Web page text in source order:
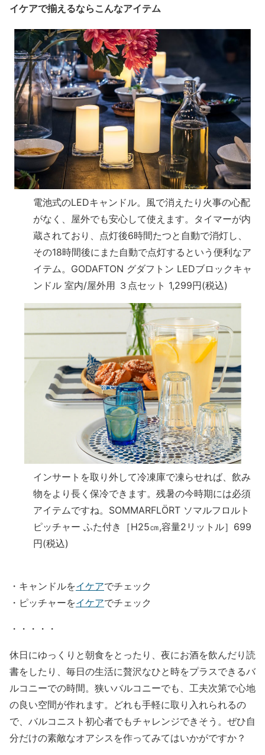
イケアで揃えるならこんなアイテム
電池式のLEDキャンドル。風で消えたり火事の心配
がなく、屋外でも安心して使えます。タイマーが内
蔵されており、点灯後6時間たつと自動で消灯し、
その18時間後にまた自動で点灯するという便利なア
イテム。GODAFTON グダフトン LEDブロックキャ
ンドル 室内/屋外用 ３点セット 1,299円(税込)
インサートを取り外して冷凍庫で凍らせれば、飲み
物をより長く保冷できます。残暑の今時期には必須
アイテムですね。SOMMARFLÖRT ソマルフロルト
ピッチャー ふた付き［H25㎝,容量2リットル］699
円(税込)
・キャンドルをイケアでチェック
・ピッチャーをイケアでチェック
・・・・・
休日にゆっくりと朝食をとったり、夜にお酒を飲んだり読
書をしたり、毎日の生活に贅沢なひと時をプラスできるバ
ルコニーでの時間。狭いバルコニーでも、工夫次第で心地
の良い空間が作れます。どれも手軽に取り入れられるの
で、バルコニスト初心者でもチャレンジできそう。ぜひ自
分だけの素敵なオアシスを作ってみてはいかがですか？